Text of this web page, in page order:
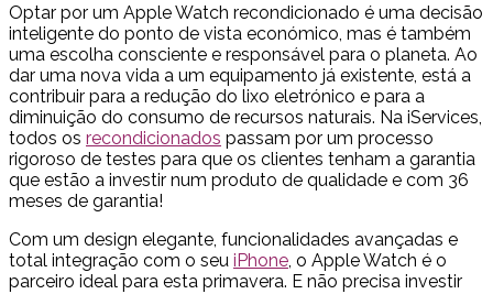
Optar por um Apple Watch recondicionado é uma decisão
inteligente do ponto de vista económico, mas é também
uma escolha consciente e responsável para o planeta. Ao
dar uma nova vida a um equipamento já existente, está a
contribuir para a redução do lixo eletrónico e para a
diminuição do consumo de recursos naturais. Na iServices,
todos os recondicionados passam por um processo
rigoroso de testes para que os clientes tenham a garantia
que estão a investir num produto de qualidade e com 36
meses de garantia!
Com um design elegante, funcionalidades avançadas e
total integração com o seu iPhone, o Apple Watch é o
parceiro ideal para esta primavera. E não precisa investir